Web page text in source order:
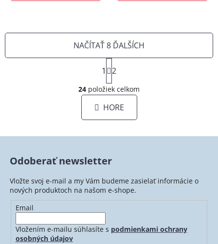
O
v
l
á
d
a
i
e
p
r
v
v
NAČÍTAŤ 8 ĎALŠÍCH
S
t
r
á
n
k
o
a
e
1 2
24 položiek celkom
HORE
Odoberať newsletter
Vložte svoj e-mail a my Vám budeme zasielať informácie o
nových produktoch na našom e-shope.
Email
Vložením e-mailu súhlasíte s podmienkami ochrany
osobných údajov